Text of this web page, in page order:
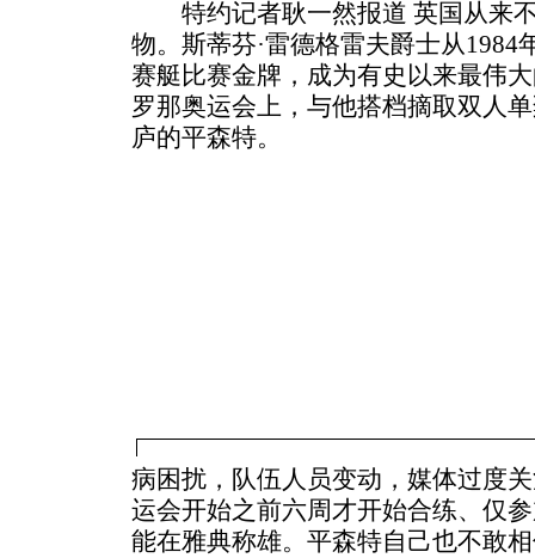
特约记者耿一然报道 英国从来
物。斯蒂芬·雷德格雷夫爵士从1984
赛艇比赛金牌，成为有史以来最伟
罗那奥运会上，与他搭档摘取双人
庐的平森特。
病困扰，队伍人员变动，媒体过度
运会开始之前六周才开始合练、仅
能在雅典称雄。平森特自己也不敢